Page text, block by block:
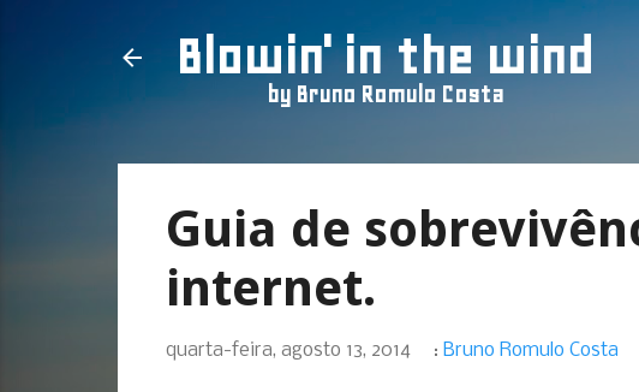
Blowin' in the wind
by Bruno Romulo Costa
Guia de
internet.
quarta-feira, agosto 13, 2014 : Bruno Romulo Costa